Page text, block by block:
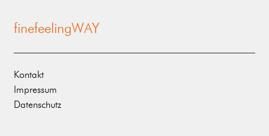
finefeelingWAY
Kontakt
Impressum
Datenschutz